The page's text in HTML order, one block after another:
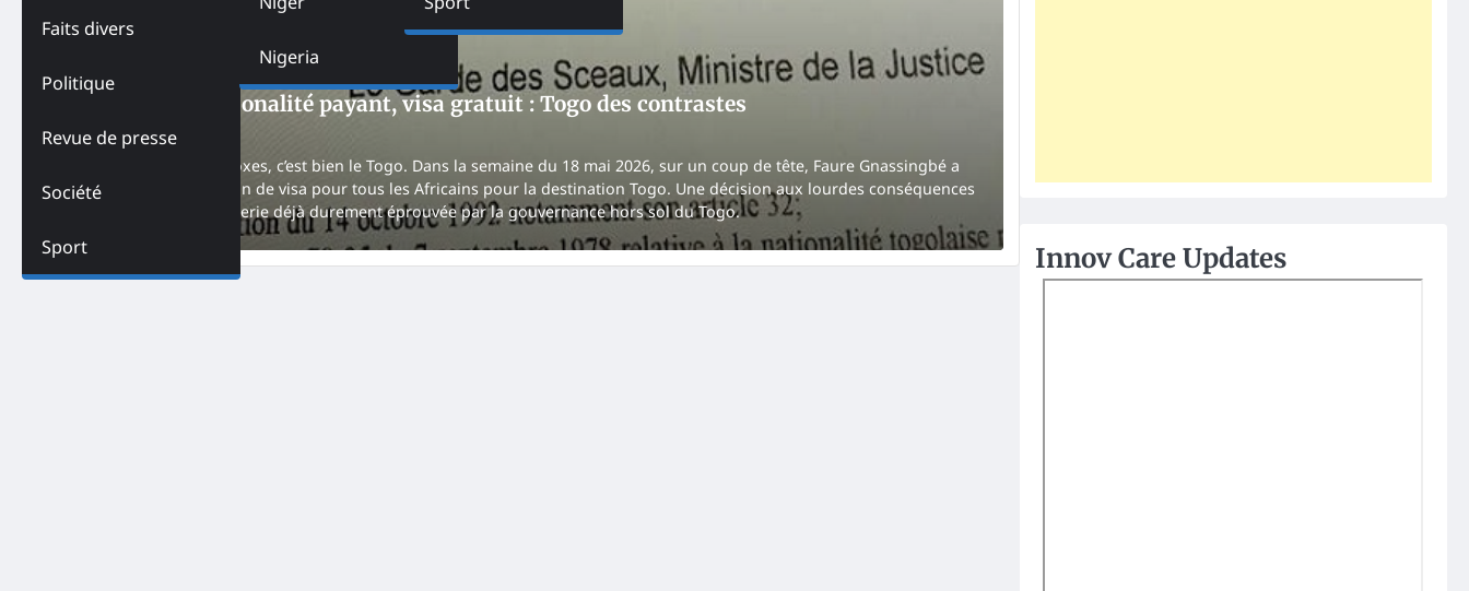
Faits divers
Politique
Revue de presse
Société
Sport
Nigeria
ACTUALITES
Certificat de nationalité payant, visa gratuit : Togo des contrastes
NK May 31, 2026
Pays de tous les paradoxes, c’est bien le Togo. Dans la semaine du 18 mai 2026, sur un coup de tête, Faure Gnassingbé a
décidé de la suppression de visa pour tous les Africains pour la destination Togo. Une décision aux lourdes conséquences
car elle affecte la trésorerie déjà durement éprouvée par la gouvernance hors sol du Togo.
Innov Care Updates